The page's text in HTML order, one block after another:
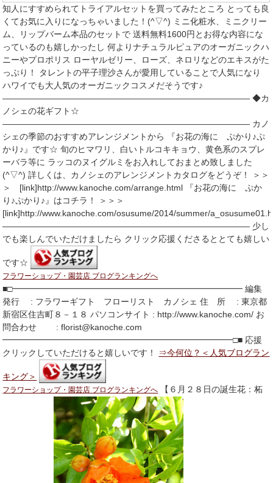
知人にすすめられてトライアルセットを買ってみたところ とっても良
くてお気に入りになっちゃいました！(^▽^) ミニ化粧水、ミニクリー
ム、リップバーム本品のセットで 送料無料1600円とお得な内容にな
っているのも嬉しかったし 何よりナチュラルピュアのオーガニックハ
ニーやプロポリス ローヤルゼリー、ローズ、ネロリなどのエキスがた
っぷり！ タレントの平子理沙さんが愛用していることで人気になり
ハワイでも大人気のオーガニックコスメだそうです♪
――――――――――――――――――――――――――――― ◆カ
ノシェの花ギフト☆
――――――――――――――――――――――――――――― カノ
シェの季節のおすすめアレンジメントから 『お花の海に ぷかり♪ぷ
かり♪』です☆ 旬のヒマワリ、白いトルコキキョウ、黄色系のスプレ
ーバラ等に ラッコのヌイグルミをお入れしておまとめ致しました
(^▽^) 詳しくは、カノシェのアレンジメントカタログをどうぞ！ ＞＞
＞ [link]http://www.kanoche.com/arrange.html 『お花の海に ぷか
り♪ぷかり♪』はコチラ！ ＞＞＞
[link]http://www.kanoche.com/osusume/2014/summer/
――――――――――――――――――――――――――――― 少し
でも楽しんでいただけましたら クリック応援くださるととても嬉しい
です☆
フラワーショップ・園芸店 ブログランキングへ
■□━━━━━━━━━━━━━━━━━━━━━━━━━━━ 編集
発行 : フラワーギフト フローリスト カノシェ 住 所 : 東京都
新宿区住吉町８－１８ パソコンサイト : http://www.kanoche.com/ お
問合わせ : florist@kanoche.com
━━━━━━━━━━━━━━━━━━━━━━━━━━━□■ 応援
クリックしていただけると嬉しいです！ ⇒今何位？＜人気ブログラン
キング＞
フラワーショップ・園芸店 ブログランキングへ 【６月２８日の誕生花：柘